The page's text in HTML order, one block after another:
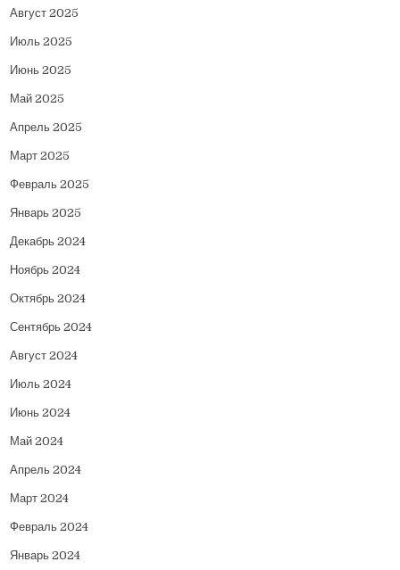
Август 2025
Июль 2025
Июнь 2025
Май 2025
Апрель 2025
Март 2025
Февраль 2025
Январь 2025
Декабрь 2024
Ноябрь 2024
Октябрь 2024
Сентябрь 2024
Август 2024
Июль 2024
Июнь 2024
Май 2024
Апрель 2024
Март 2024
Февраль 2024
Январь 2024